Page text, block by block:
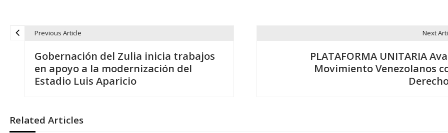
e
Previous Article
Gobernación del Zulia inicia trabajos
en apoyo a la modernización del
Estadio Luis Aparicio
Next
PLATAFORMA UNITARIA
Movimiento Venezolanos
Related Articles